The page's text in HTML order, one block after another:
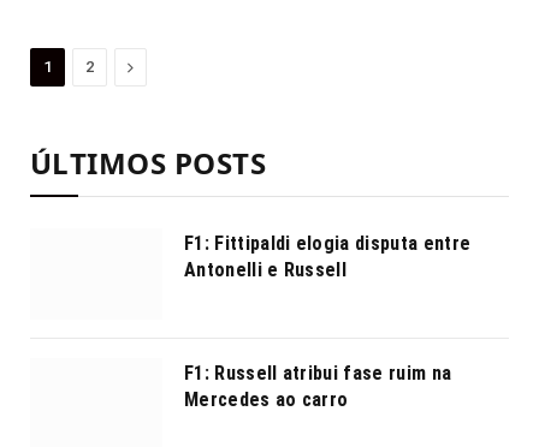
1 2 Proximo
ÚLTIMOS POSTS
F1: Fittipaldi elogia disputa entre
Antonelli e Russell
F1: Russell atribui fase ruim na
Mercedes ao carro